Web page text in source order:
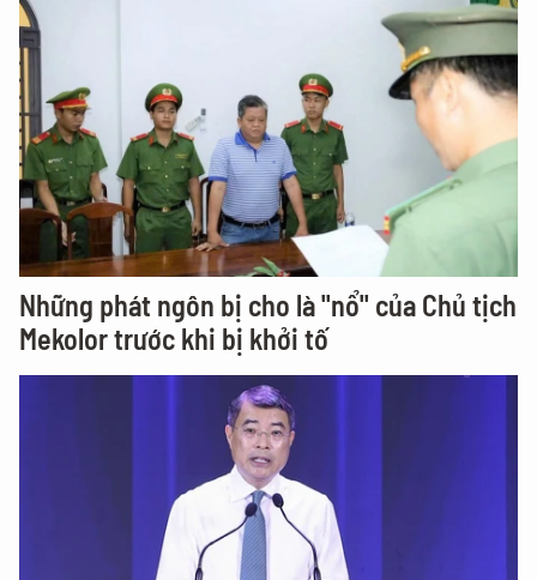
Những phát ngôn bị cho là "nổ" của Chủ tịch
Mekolor trước khi bị khởi tố